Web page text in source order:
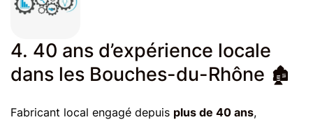
4. 40 ans d’expérience locale
dans les Bouches-du-Rhône 🏚
Fabricant local engagé depuis plus de 40 ans,